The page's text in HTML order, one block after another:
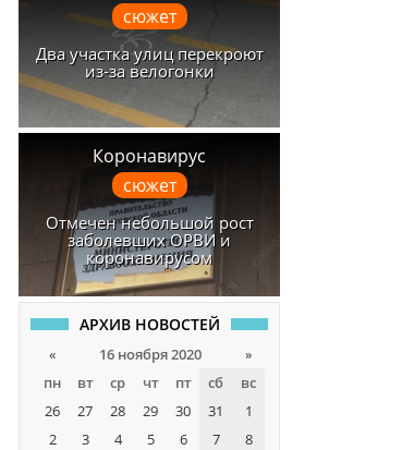
сюжет
Два участка улиц перекроют
из-за велогонки
Коронавирус
сюжет
Отмечен небольшой рост
заболевших ОРВИ и
коронавирусом
АРХИВ НОВОСТЕЙ
« 16 ноября 2020
»
пн
вт ср чт пт сб
вс
26
27 28 29 30 31
1
2
3 4 5 6 7
8